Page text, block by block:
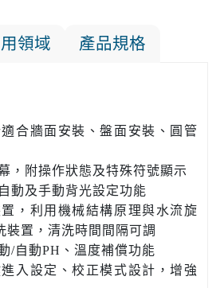
領域 產品規格
合牆面安裝、盤面安裝、圓管
，附操作狀態及特殊符號顯示
動及手動背光設定功能
，利用機械結構原理與水流旋
裝置，清洗時間間隔可調
/自動PH、溫度補償功能
入設定、校正模式設計，增強